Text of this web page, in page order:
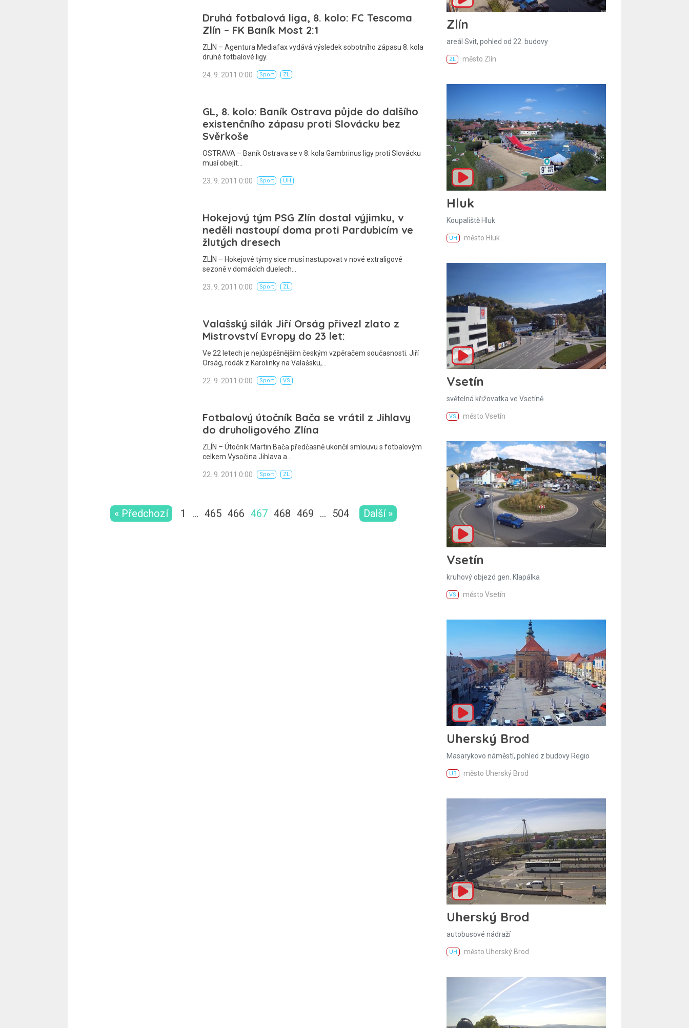
Druhá fotbalová liga, 8. kolo: FC Tescoma
Zlín – FK Baník Most 2:1
ZLÍN – Agentura Mediafax vydává výsledek sobotního zápasu 8. kola
druhé fotbalové ligy.
24. 9. 2011 0:00 Sport ZL
GL, 8. kolo: Baník Ostrava půjde do dalšího
existenčního zápasu proti Slovácku bez
Svěrkoše
OSTRAVA – Baník Ostrava se v 8. kola Gambrinus ligy proti Slovácku
musí obejít…
23. 9. 2011 0:00 Sport UH
Hokejový tým PSG Zlín dostal výjimku, v
neděli nastoupí doma proti Pardubicím ve
žlutých dresech
ZLÍN – Hokejové týmy sice musí nastupovat v nové extraligové
sezoně v domácích duelech…
23. 9. 2011 0:00 Sport ZL
Valašský silák Jiří Orság přivezl zlato z
Mistrovství Evropy do 23 let:
Ve 22 letech je nejúspěšnějším českým vzpěračem současnosti. Jiří
Orság, rodák z Karolinky na Valašsku,…
22. 9. 2011 0:00 Sport VS
Fotbalový útočník Bača se vrátil z Jihlavy
do druholigového Zlína
ZLÍN – Útočník Martin Bača předčasně ukončil smlouvu s fotbalovým
celkem Vysočina Jihlava a…
22. 9. 2011 0:00 Sport ZL
« Předchozí 1 … 465 466 467 468 469 … 504 Další »
Zlín
areál Svit, pohled od 22. budovy
ZL město Zlín
Hluk
Koupaliště Hluk
UH město Hluk
Vsetín
světelná křižovatka ve Vsetíně
VS město Vsetín
Vsetín
kruhový objezd gen. Klapálka
VS město Vsetín
Uherský Brod
Masarykovo náměstí, pohled z budovy Regio
UB město Uherský Brod
Uherský Brod
autobusové nádraží
UH město Uherský Brod